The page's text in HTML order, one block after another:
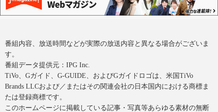
番組内容、放送時間などが実際の放送内容と異なる場合がございま
す。
番組データ提供元：IPG Inc.
TiVo、Gガイド、G-GUIDE、およびGガイドロゴは、米国TiVo
Brands LLCおよび／またはその関連会社の日本国内における商標ま
たは登録商標です。
このホームページに掲載している記事・写真等あらゆる素材の無断